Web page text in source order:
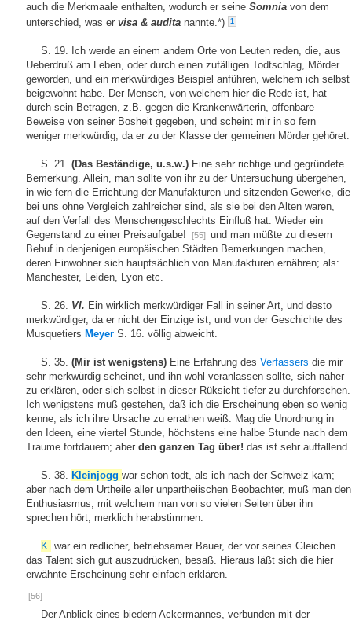
auch die Merkmaale enthalten, wodurch er seine Somnia von dem
unterschied, was er visa & audita nannte.*) 1
S. 19. Ich werde an einem andern Orte von Leuten reden, die, aus
Ueberdruß am Leben, oder durch einen zufälligen Todtschlag, Mörder
geworden, und ein merkwürdiges Beispiel anführen, welchem ich selbst
beigewohnt habe. Der Mensch, von welchem hier die Rede ist, hat
durch sein Betragen, z.B. gegen die Krankenwärterin, offenbare
Beweise von seiner Bosheit gegeben, und scheint mir in so fern
weniger merkwürdig, da er zu der Klasse der gemeinen Mörder gehöret.
S. 21.(Das Beständige, u.s.w.) Eine sehr richtige und gegründete
Bemerkung. Allein, man sollte von ihr zu der Untersuchung übergehen,
in wie fern die Errichtung der Manufakturen und sitzenden Gewerke, die
bei uns ohne Vergleich zahlreicher sind, als sie bei den Alten waren,
auf den Verfall des Menschengeschlechts Einfluß hat. Wieder ein
Gegenstand zu einer Preisaufgabe!
[55] und man müßte zu diesem
Behuf in denjenigen europäischen Städten Bemerkungen machen,
deren Einwohner sich hauptsächlich von Manufakturen ernähren; als:
Manchester, Leiden, Lyon etc.
S. 26. VI. Ein wirklich merkwürdiger Fall in seiner Art, und desto
merkwürdiger, da er nicht der Einzige ist; und von der Geschichte des
Musquetiers Meyer S. 16. völlig abweicht.
S. 35.(Mir ist wenigstens) Eine Erfahrung desVerfassers die mir
sehr merkwürdig scheinet, und ihn wohl veranlassen sollte, sich näher
zu erklären, oder sich selbst in dieser Rüksicht tiefer zu durchforschen.
Ich wenigstens muß gestehen, daß ich die Erscheinung eben so wenig
kenne, als ich ihre Ursache zu errathen weiß. Mag die Unordnung in
den Ideen, eine viertel Stunde, höchstens eine halbe Stunde nach dem
Traume fortdauern; aber den ganzen Tag über! das ist sehr auffallend.
S. 38.Kleinjogg war schon todt, als ich nach der Schweiz kam;
aber nach dem Urtheile aller unpartheiischen Beobachter, muß man den
Enthusiasmus, mit welchem man von so vielen Seiten über ihn
sprechen hört, merklich herabstimmen.
K. war ein redlicher, betriebsamer Bauer, der vor seines Gleichen
das Talent sich gut auszudrücken, besaß. Hieraus läßt sich die hier
erwähnte Erscheinung sehr einfach erklären.
[56]
Der Anblick eines biedern Ackermannes, verbunden mit der